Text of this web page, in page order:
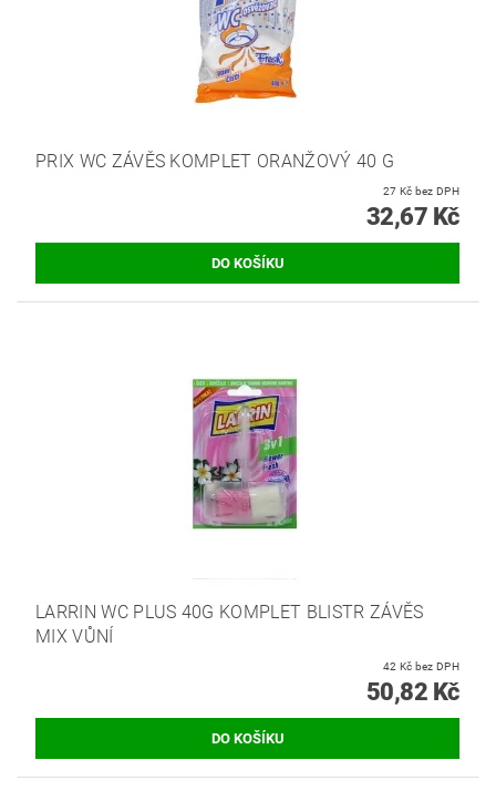
PRIX WC ZÁVĚS KOMPLET ORANŽOVÝ 40 G
27 Kč bez DPH
32,67 Kč
LARRIN WC PLUS 40G KOMPLET BLISTR ZÁVĚS
MIX VŮNÍ
42 Kč bez DPH
50,82 Kč